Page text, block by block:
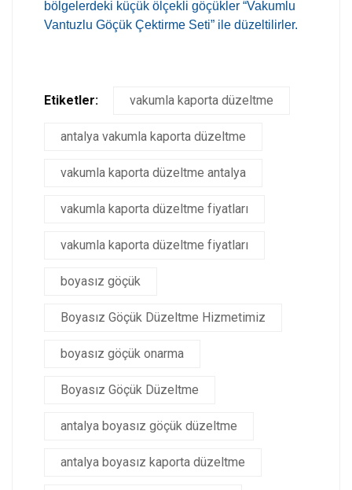
bölgelerdeki küçük ölçekli göçükler “Vakumlu
Vantuzlu Göçük Çektirme Seti” ile düzeltilirler.
Etiketler: vakumla kaporta düzeltme
antalya vakumla kaporta düzeltme
vakumla kaporta düzeltme antalya
vakumla kaporta düzeltme fiyatları
vakumla kaporta düzeltme fiyatları
boyasız göçük
Boyasız Göçük Düzeltme Hizmetimiz
boyasız göçük onarma
Boyasız Göçük Düzeltme
antalya boyasız göçük düzeltme
antalya boyasız kaporta düzeltme